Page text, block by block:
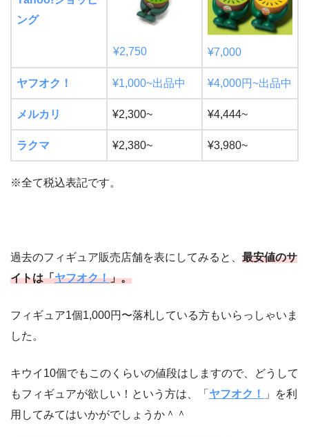
ング
¥2,750 ¥7,000
ヤフオク！ ¥1,000~出品中 ¥4,000円~出品中
メルカリ ¥2,300~ ¥4,444~
ラクマ ¥2,380~ ¥3,980~
※全て税込表記です。
過去のフィギュア販売店舗を表にしてみると、 最安値のサ
イトは「ヤフオク！」。
フィギュア1個1,000円〜落札している方もいらっしゃいま
した。
キウイ10個でもこのくらいの値段はしますので、どうして
もフィギュアが欲しい！という方は、「 ヤフオク！
」を利
用してみてはいかがでしょうか＾＾